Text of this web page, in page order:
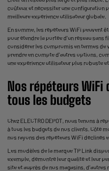
coûteux et nécessiter une configuration
meilleure expérience utilisateur globale.
En somme, les répéteurs WiFi peuvent
pour étendre la portée d'un réseau sans
considérer les compromis en termes de
prendre en compte d'autres options,
une expérience utilisateur plus robuste
Nos répéteurs
tous les budgets
Chez ELECTRO DEPOT, nous tenons à
à tous les budgets de nos clients. Côté
nos rayons des répéteurs WiFi déclinés
Les modèles de la marque TP Link
exemple, démontré leur qualité et leur
site et auprès de nos magasins,